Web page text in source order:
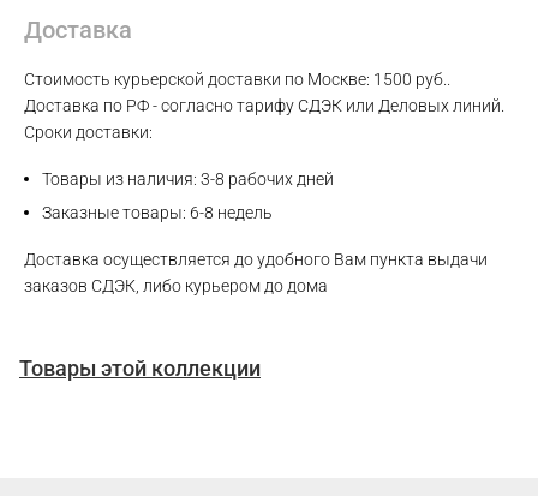
Доставка
Стоимость курьерской доставки по Москве: 1500 руб..
Доставка по РФ - согласно тарифу СДЭК или Деловых линий.
Сроки доставки:
Товары из наличия: 3-8 рабочих дней
Заказные товары: 6-8 недель
Доставка осуществляется до удобного Вам пункта выдачи
заказов СДЭК, либо курьером до дома
Товары этой коллекции